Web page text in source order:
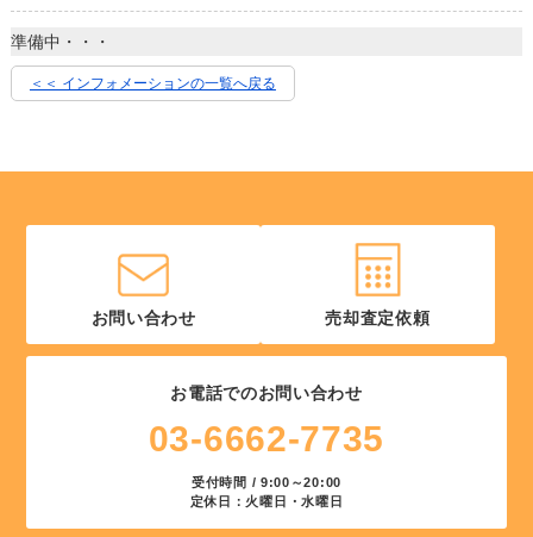
準備中・・・
＜＜ インフォメーションの一覧へ戻る
お電話でのお問い合わせ
03-6662-7735
受付時間 / 9:00～20:00
定休日：火曜日・水曜日
お問い合わせ 売却査定依頼